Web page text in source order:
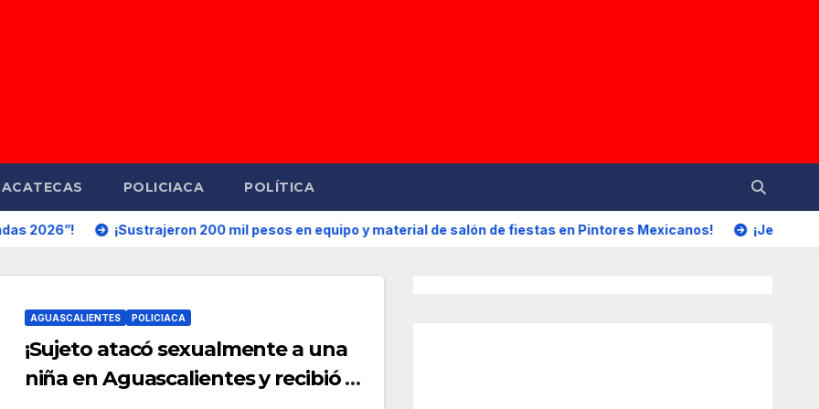
POLICIACA POLÍTICA
¡Sustrajeron 200 mil pesos en equipo y material de salón de fiestas en Pintores Mexicanos! ¡Jesús María avanza
AGUASCALIENTES POLICIACA
¡Sujeto atacó sexualmente a una
niña en Aguascalientes y recibió 6